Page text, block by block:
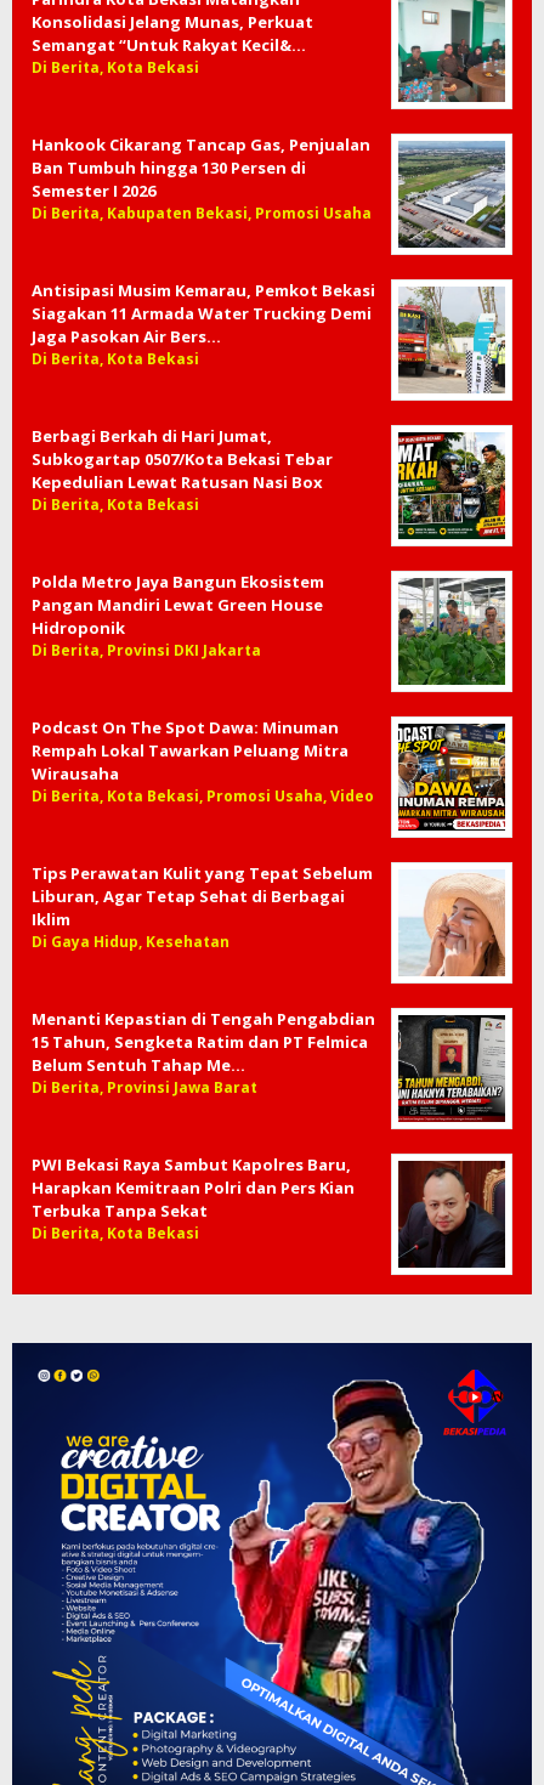
Mall, TDA Kota Bekasi Buktikan UMKM
Mampu Naik Kelas
Di Berita, Kota Bekasi, Video
Parindra Kota Bekasi Matangkan
Konsolidasi Jelang Munas, Perkuat
Semangat “Untuk Rakyat Kecil&…
Di Berita, Kota Bekasi
Hankook Cikarang Tancap Gas, Penjualan
Ban Tumbuh hingga 130 Persen di
Semester I 2026
Di Berita, Kabupaten Bekasi, Promosi Usaha
Antisipasi Musim Kemarau, Pemkot Bekasi
Siagakan 11 Armada Water Trucking Demi
Jaga Pasokan Air Bers…
Di Berita, Kota Bekasi
Berbagi Berkah di Hari Jumat,
Subkogartap 0507/Kota Bekasi Tebar
Kepedulian Lewat Ratusan Nasi Box
Di Berita, Kota Bekasi
Polda Metro Jaya Bangun Ekosistem
Pangan Mandiri Lewat Green House
Hidroponik
Di Berita, Provinsi DKI Jakarta
Podcast On The Spot Dawa: Minuman
Rempah Lokal Tawarkan Peluang Mitra
Wirausaha
Di Berita, Kota Bekasi, Promosi Usaha, Video
Tips Perawatan Kulit yang Tepat Sebelum
Liburan, Agar Tetap Sehat di Berbagai
Iklim
Di Gaya Hidup, Kesehatan
Menanti Kepastian di Tengah Pengabdian
15 Tahun, Sengketa Ratim dan PT Felmica
Belum Sentuh Tahap Me…
Di Berita, Provinsi Jawa Barat
Di Berita, Kota Bekasi